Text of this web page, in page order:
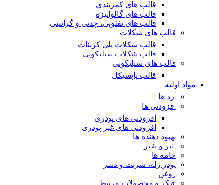
قالب های کمربندی
قالب های گالوانیزه
قالب های تفلونی، چدنی و گرانیتی
قالب های شکلات
قالب شکلات پلی کربنات
قالب شکلات سیلیکونی
قالب های سیلیکونی
قالب پاپسیکل
مواد اولیه
آرد ها
افزودنی ها
افزودنی های پودری
افزودنی های غیر پودری
بهبود دهنده ها
پنیر و شیر
خامه ها
پودر ژله، شربت و دسر
روغن
شکر و محصولات مرتبط